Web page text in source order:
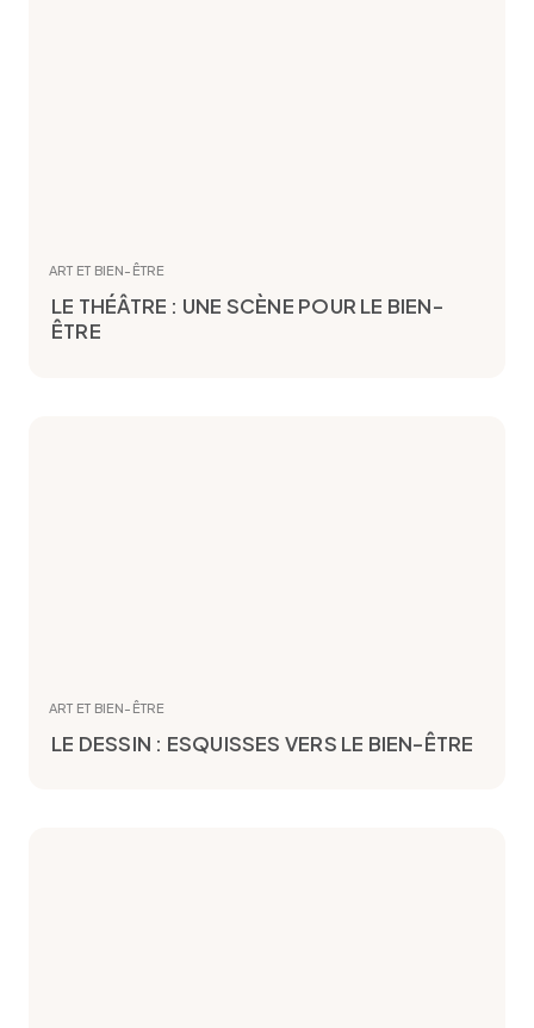
ART ET BIEN-ÊTRE
LE THÉÂTRE : UNE SCÈNE POUR LE BIEN-
ÊTRE
ART ET BIEN-ÊTRE
LE DESSIN : ESQUISSES VERS LE BIEN-ÊTRE